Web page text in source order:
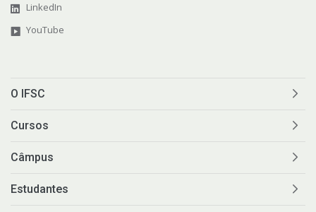
LinkedIn
YouTube
O IFSC
Cursos
Câmpus
Estudantes